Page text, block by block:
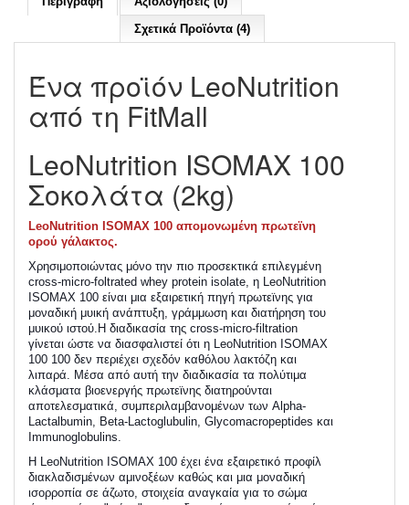
Σχετικά Προϊόντα (4)
Ένα προϊόν LeoNutrition
από τη FitMall
LeoNutrition ISOMAX 100
Σοκολάτα (2kg)
LeoNutrition ISOMAX 100 απομονωμένη πρωτεϊνη
ορού γάλακτος.
Χρησιμοποιώντας μόνο την πιο προσεκτικά επιλεγμένη
cross-micro-foltrated whey protein isolate, η LeoNutrition
ISOMAX 100 είναι μια εξαιρετική πηγή πρωτεϊνης για
μοναδική μυική ανάπτυξη, γράμμωση και διατήρηση του
μυικού ιστού.Η διαδικασία της cross-micro-filtration
γίνεται ώστε να διασφαλιστεί ότι η LeoNutrition ISOMAX
100 100 δεν περιέχει σχεδόν καθόλου λακτόζη και
λιπαρά. Μέσα από αυτή την διαδικασία τα πολύτιμα
κλάσματα βιοενεργής πρωτεϊνης διατηρούνται
αποτελεσματικά, συμπεριλαμβανομένων των Alpha-
Lactalbumin, Beta-Lactoglubulin, Glycomacropeptides και
Immunoglobulins.
Η LeoNutrition ISOMAX 100 έχει ένα εξαιρετικό προφίλ
διακλαδισμένων αμινοξέων καθώς και μια μοναδική
ισορροπία σε άζωτο, στοιχεία αναγκαία για το σώμα